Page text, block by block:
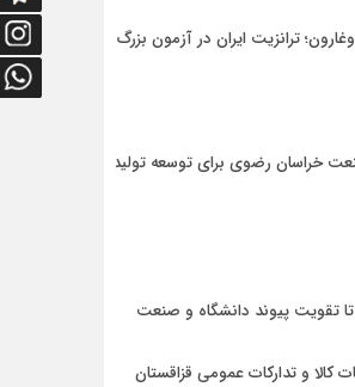
خراسان رضوی برای توسعه تولید
تقویت پیوند دانشگاه و صنعت
کالا و تدارکات عمومی قزاقستان